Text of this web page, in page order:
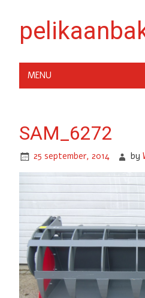
MENU
SAM_6272
25 september, 2014 by